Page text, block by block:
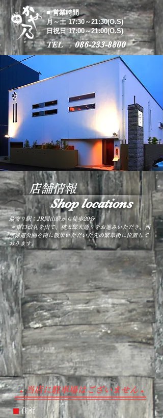
TEL 086-233-8800
■ 営業時間
月～土 17:30～21:30(O.S)
日祝日 17:00～21:00(O.S)
Shop locations
店舗情報
最寄り駅：JR岡山駅から徒歩20分
​ ＊東口改札を出て、桃太郎大通りをお進みいただき、西
側緑道公園を南に散策いただいた先の繁華街に位置して
おります。
●当店に駐車場はございません​ ●
​■ 住所